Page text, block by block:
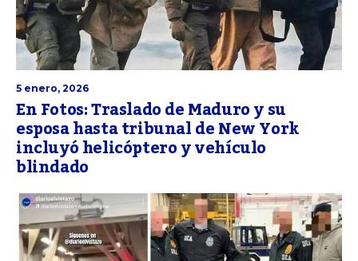
5 enero, 2026
En Fotos: Traslado de Maduro y su
esposa hasta tribunal de New York
incluyó helicóptero y vehículo
blindado